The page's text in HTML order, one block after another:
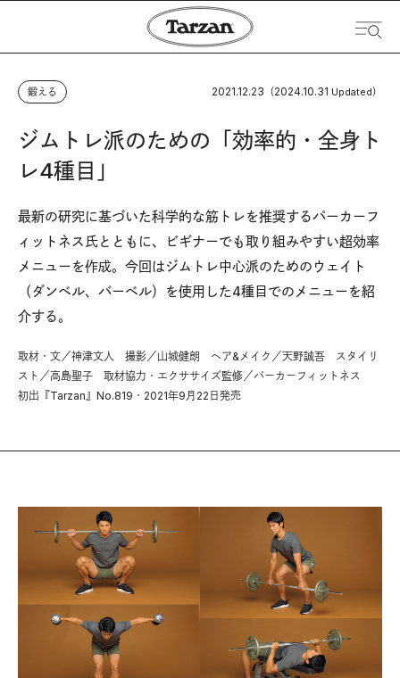
鍛える 2021.12.23 （2024.10.31 Updated）
ジムトレ派のための「効率的・全身ト
レ4種目」
最新の研究に基づいた科学的な筋トレを推奨するパーカーフ
ィットネス氏とともに、ビギナーでも取り組みやすい超効率
メニューを作成。今回はジムトレ中心派のためのウェイト
（ダンベル、バーベル）を使用した4種目でのメニューを紹
介する。
取材・文／神津文人 撮影／山城健朗 ヘア&メイク／天野誠吾 スタイリ
スト／高島聖子 取材協力・エクササイズ監修／パーカーフィットネス
初出『Tarzan』No.819・2021年9月22日発売